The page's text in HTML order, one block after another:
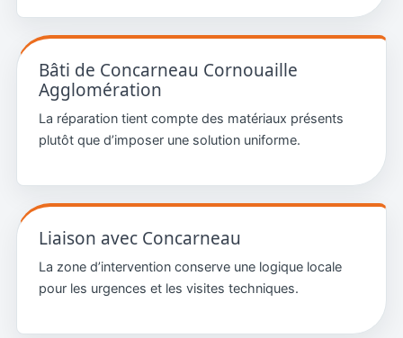
Bâti de Concarneau Cornouaille
Agglomération
La réparation tient compte des matériaux présents
plutôt que d’imposer une solution uniforme.
Liaison avec Concarneau
La zone d’intervention conserve une logique locale
pour les urgences et les visites techniques.